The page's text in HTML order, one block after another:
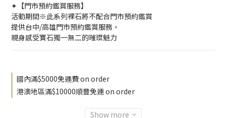
✦【門市預約鑑賞服務】
活動期間※此系列裸石將不配合門市預約鑑賞
提供台中/高雄門市預約鑑賞服務，
親身感受寶石獨一無二的璀璨魅力
國內滿$5000免運費 on order
港澳地區滿$10000順豐免運 on order
Show more